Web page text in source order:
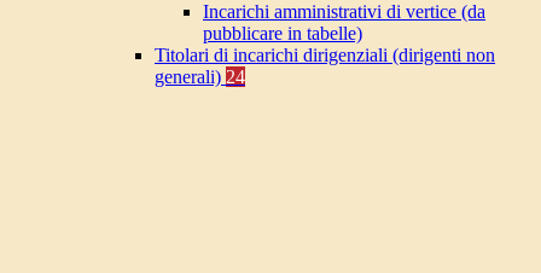
Incarichi amministrativi di vertice (da
pubblicare in tabelle)
Titolari di incarichi dirigenziali (dirigenti non
generali) 24